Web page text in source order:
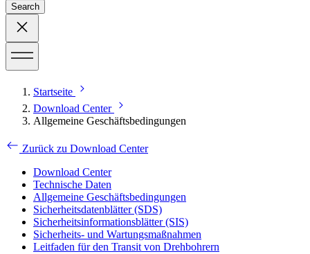
Search
Startseite
Download Center
Allgemeine Geschäftsbedingungen
Zurück zu Download Center
Download Center
Technische Daten
Allgemeine Geschäftsbedingungen
Sicherheitsdatenblätter (SDS)
Sicherheitsinformationsblätter (SIS)
Sicherheits- und Wartungsmaßnahmen
Leitfaden für den Transit von Drehbohrern